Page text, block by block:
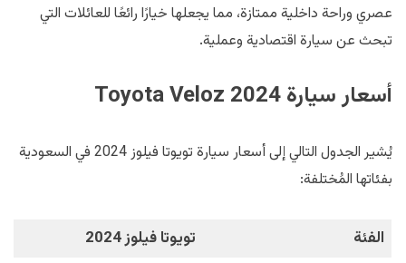
عصري وراحة داخلية ممتازة، مما يجعلها خيارًا رائعًا للعائلات التي
تبحث عن سيارة اقتصادية وعملية.
أسعار سيارة Toyota Veloz 2024
يُشير الجدول التالي إلى أسعار سيارة تويوتا فيلوز 2024 في السعودية
بفئاتها المُختلفة:
الفئة
تويوتا فيلوز 2024